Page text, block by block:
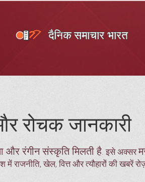
रोचक जानकारी
और रंगीन संस्कृति मिलती है. इसे अक्सर
खेल, वित्त और त्यौहारों की खबरें